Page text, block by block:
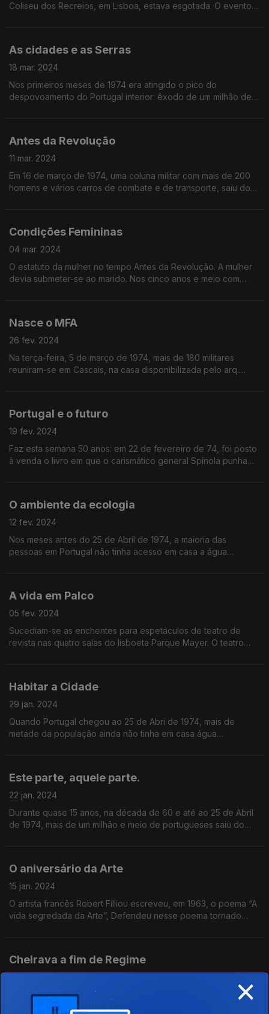
Coliseu dos Recreios, em Lisboa, estava esgotada. O evento
As cidades e as Serras
18 mar. 2024
Nos primeiros meses de 1974 era atingido o pico do
despovoamento do Portugal interior: êxodo de um milhão de
Antes da Revolução
11 mar. 2024
Em 16 de março de 1974, uma coluna militar com mais de 200
homens e vários carros de combate e de transporte, saiu do
Condições Femininas
04 mar. 2024
O estatuto da mulher no tempo Antes da Revolução. A mulher
devia submeter-se ao marido. Nos cinco anos e meio com
Nasce o MFA
26 fev. 2024
Na terça-feira, 5 de março de 1974, mais de 180 militares
reuniram-se em Cascais, na casa disponibilizada pelo arq.
Portugal e o futuro
19 fev. 2024
Faz esta semana 50 anos: em 22 de fevereiro de 74, foi posto
à venda o livro em que o carismático general Spínola punha
O ambiente da ecologia
12 fev. 2024
Nos meses antes do 25 de Abril de 1974, a maioria das
pessoas em Portugal não tinha acesso em casa a água
A vida em Palco
05 fev. 2024
Sucediam-se as enchentes para espetáculos de teatro de
revista nas quatro salas do lisboeta Parque Mayer. O teatro
Habitar a Cidade
29 jan. 2024
Quando Portugal chegou ao 25 de Abri de 1974, mais de
metade da população ainda não tinha em casa água
Este parte, aquele parte.
22 jan. 2024
Durante quase 15 anos, na década de 60 e até ao 25 de Abril
de 1974, mais de um milhão e meio de portugueses saiu do
O aniversário da Arte
15 jan. 2024
O artista francês Robert Filliou escreveu, em 1963, o poema “A
vida segredada da Arte”, Defendeu nesse poema tornado
Cheirava a fim de Regime
No início de 1974, vários media europeus noticiavam sinais de
fim do regime que Marcelo Caetano tinha herdado de Salazar.
×